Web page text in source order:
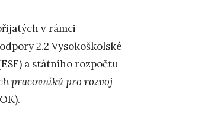
v rámci
2.2 Vysokoškolské
a státního rozpočtu
pracovníků pro rozvoj